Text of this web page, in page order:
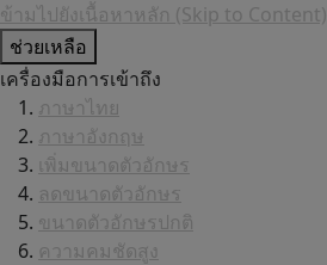
ข้ามไปยังเนื้อหาหลัก (Skip to Content)
ช่วยเหลือ
เครื่องมือการเข้าถึง
ภาษาไทย
ภาษาอังกฤษ
เพิ่มขนาดตัวอักษร
ลดขนาดตัวอักษร
ขนาดตัวอักษรปกติ
ความคมชัดสูง